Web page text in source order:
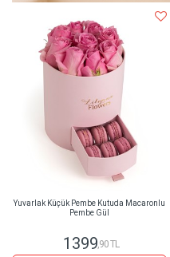
Yuvarlak Küçük Pembe Kutuda Macaronlu
Pembe Gül
1399 ,90 TL